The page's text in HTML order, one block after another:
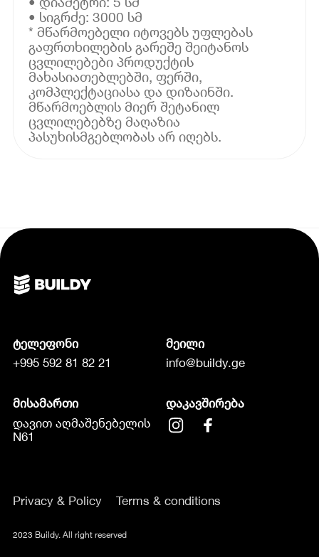
• სიგრძე: 3000 სმ
* მწარმოებელი იტოვებს უფლებას
გაფრთხილების გარეშე შეიტანოს
ცვლილებები პროდუქტის
მახასიათებლებში, ფერში,
კომპლექტაციასა და დიზაინში.
მწარმოებლის მიერ შეტანილ
ცვლილებებზე მაღაზია
პასუხისმგებლობას არ იღებს.
ტელეფონი
+995 592 81 82 21
მეილი
info@buildy.ge
მისამართი
დავით აღმაშენებელის
N61
დაკავშირება
Privacy & Policy Terms & conditions
2023 Buildy. All right reserved